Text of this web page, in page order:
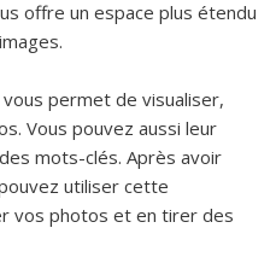
offre un espace plus étendu
permet de visualiser,
Vous pouvez aussi leur
mots-clés. Après avoir
utiliser cette
vos photos et en tirer des